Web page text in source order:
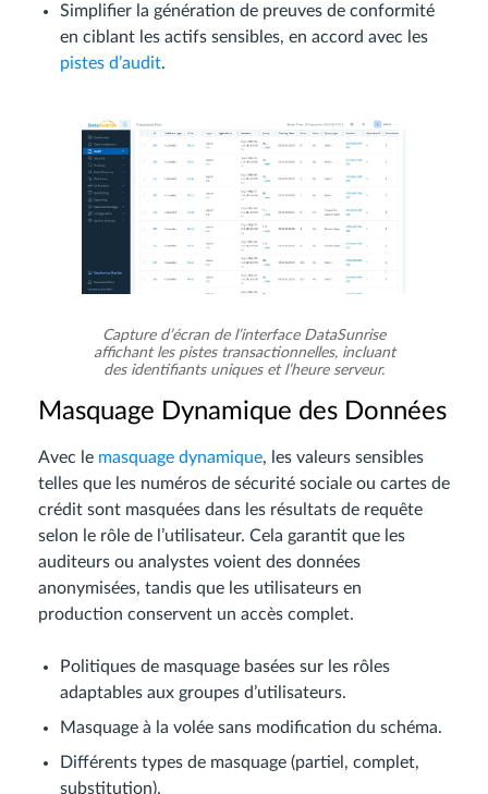
Simplifier la génération de preuves de conformité
en ciblant les actifs sensibles, en accord avec les
pistes d’audit.
Capture d’écran de l’interface DataSunrise
affichant les pistes transactionnelles, incluant
des identifiants uniques et l’heure serveur.
Masquage Dynamique des Données
Avec le masquage dynamique, les valeurs sensibles
telles que les numéros de sécurité sociale ou cartes de
crédit sont masquées dans les résultats de requête
selon le rôle de l’utilisateur. Cela garantit que les
auditeurs ou analystes voient des données
anonymisées, tandis que les utilisateurs en
production conservent un accès complet.
Politiques de masquage basées sur les rôles
adaptables aux groupes d’utilisateurs.
Masquage à la volée sans modification du schéma.
Différents types de masquage (partiel, complet,
substitution).